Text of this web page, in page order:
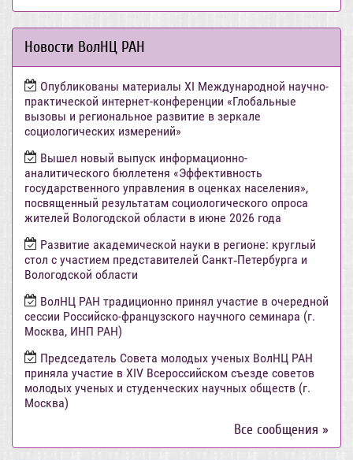
Новости ВолНЦ РАН
Опубликованы материалы XI Международной научно-
практической интернет-конференции «Глобальные
вызовы и региональное развитие в зеркале
социологических измерений»
Вышел новый выпуск информационно-
аналитического бюллетеня «Эффективность
государственного управления в оценках населения»,
посвященный результатам социологического опроса
жителей Вологодской области в июне 2026 года
Развитие академической науки в регионе: круглый
стол с участием представителей Санкт‑Петербурга и
Вологодской области
ВолНЦ РАН традиционно принял участие в очередной
сессии Российско-французского научного семинара (г.
Москва, ИНП РАН)
Председатель Совета молодых ученых ВолНЦ РАН
приняла участие в XIV Всероссийском съезде советов
молодых ученых и студенческих научных обществ (г.
Москва)
Все сообщения »